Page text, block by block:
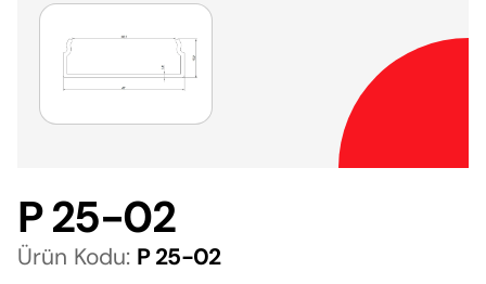
P 25-02
Ürün Kodu: P 25-02